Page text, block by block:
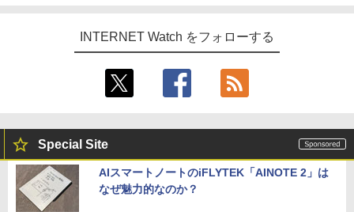
INTERNET Watch をフォローする
Special Site
AIスマートノートのiFLYTEK「AINOTE 2」は
なぜ魅力的なのか？